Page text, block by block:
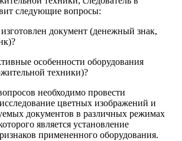
следующие вопросы:
документ (денежный знак,
особенности оборудования
техники)?
необходимо провести
цветных изображений и
документов в различных режимах
является установление
примененного оборудования.